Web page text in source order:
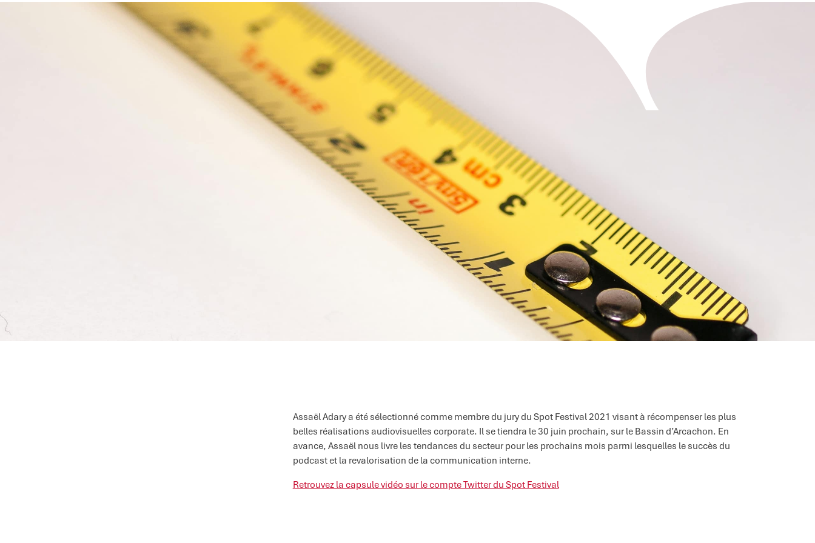
Assaël Adary a été sélectionné comme membre du jury du Spot Festival 2021 visant à récompenser les plus
belles réalisations audiovisuelles corporate. Il se tiendra le 30 juin prochain, sur le Bassin d’Arcachon. En
avance, Assaël nous livre les tendances du secteur pour les prochains mois parmi lesquelles le succès du
podcast et la revalorisation de la communication interne.
Retrouvez la capsule vidéo sur le compte Twitter du Spot Festival